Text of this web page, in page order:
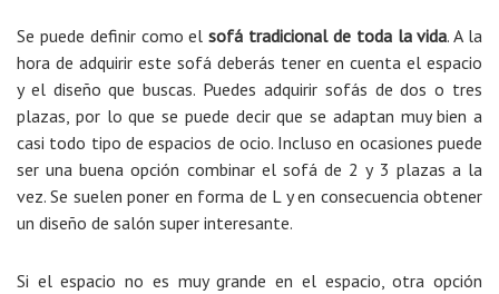
Se puede definir como elsofá tradicional de toda la vida. A la
hora de adquirir este sofá deberás tener en cuenta el espacio
y el diseño que buscas. Puedes adquirir sofás de dos o tres
plazas, por lo que se puede decir que se adaptan muy bien a
casi todo tipo de espacios de ocio. Incluso en ocasiones puede
ser una buena opción combinar el sofá de 2 y 3 plazas a la
vez. Se suelen poner en forma de L y en consecuencia obtener
un diseño de salón super interesante.
Si el espacio no es muy grande en el espacio, otra opción